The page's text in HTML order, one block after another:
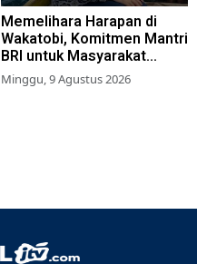
Memelihara Harapan di
Wakatobi, Komitmen Mantri
BRI untuk Masyarakat
Bahari
Minggu, 9 Agustus 2026